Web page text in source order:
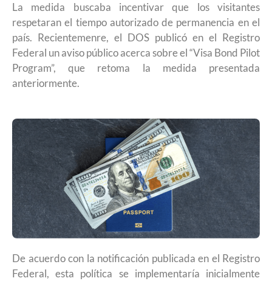
La medida buscaba incentivar que los visitantes
respetaran el tiempo autorizado de permanencia en el
país. Recientemenre, el DOS publicó en el Registro
Federal un aviso público acerca sobre el “Visa Bond Pilot
Program”, que retoma la medida presentada
anteriormente.
De acuerdo con la notificación publicada en el Registro
Federal, esta política se implementaría inicialmente